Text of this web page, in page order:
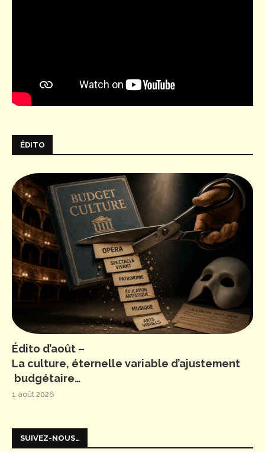
ÉDITO
Édito d’août –
La culture, éternelle variable d’ajustement
budgétaire…
1 août 2026
SUIVEZ-NOUS…